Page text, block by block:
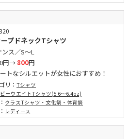
プドネックTシャツ
ンス／S～L
円→ 800円
トなシルエットが女性におすすめ！
リ： Tシャツ
ーウエイトTシャツ(5.6～6.4oz)
クラスTシャツ・文化祭・体育祭
レディース